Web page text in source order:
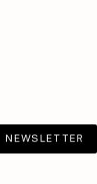
NEWSLETTER